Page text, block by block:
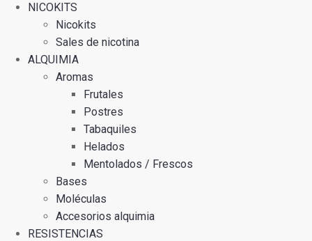
NICOKITS
Nicokits
Sales de nicotina
ALQUIMIA
Aromas
Frutales
Postres
Tabaquiles
Helados
Mentolados / Frescos
Bases
Moléculas
Accesorios alquimia
RESISTENCIAS